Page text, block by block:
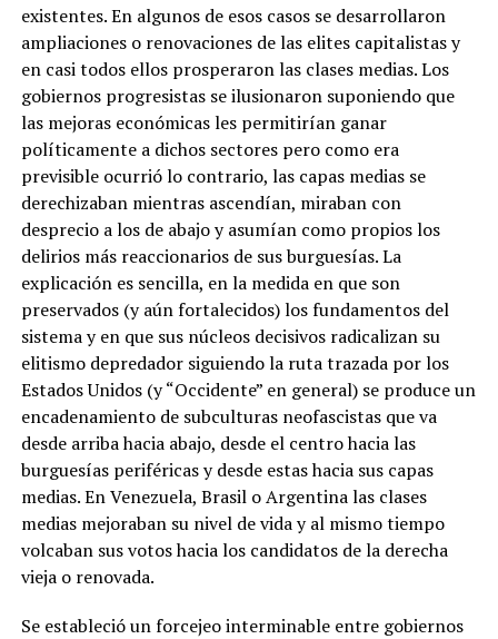
existentes. En algunos de esos casos se desarrollaron
ampliaciones o renovaciones de las elites capitalistas y
en casi todos ellos prosperaron las clases medias. Los
gobiernos progresistas se ilusionaron suponiendo que
las mejoras económicas les permitirían ganar
políticamente a dichos sectores pero como era
previsible ocurrió lo contrario, las capas medias se
derechizaban mientras ascendían, miraban con
desprecio a los de abajo y asumían como propios los
delirios más reaccionarios de sus burguesías. La
explicación es sencilla, en la medida en que son
preservados (y aún fortalecidos) los fundamentos del
sistema y en que sus núcleos decisivos radicalizan su
elitismo depredador siguiendo la ruta trazada por los
Estados Unidos (y “Occidente” en general) se produce un
encadenamiento de subculturas neofascistas que va
desde arriba hacia abajo, desde el centro hacia las
burguesías periféricas y desde estas hacia sus capas
medias. En Venezuela, Brasil o Argentina las clases
medias mejoraban su nivel de vida y al mismo tiempo
volcaban sus votos hacia los candidatos de la derecha
vieja o renovada.
Se estableció un forcejeo interminable entre gobiernos